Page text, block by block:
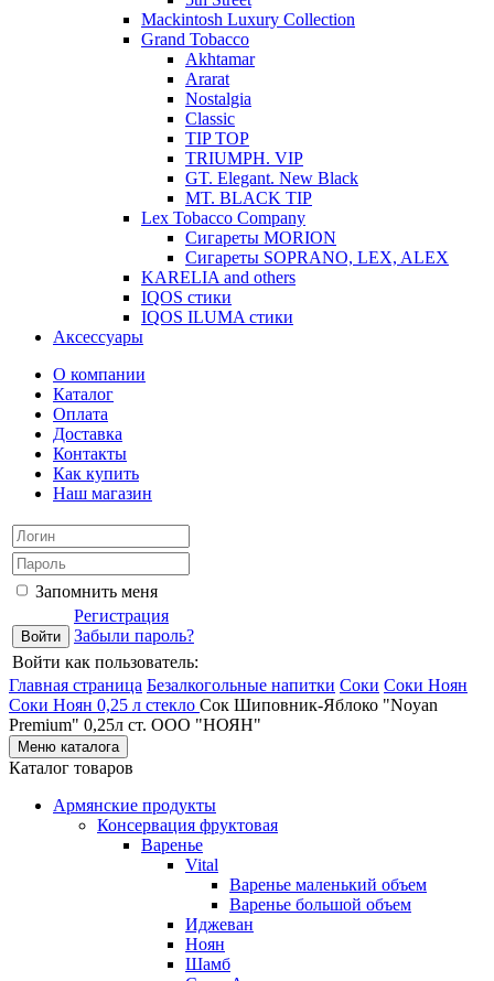
Mackintosh Luxury Collection
Grand Tobacco
Akhtamar
Ararat
Nostalgia
Classic
TIP TOP
TRIUMPH. VIP
GT. Elegant. New Black
MT. BLACK TIP
Lex Tobacco Company
Сигареты MORION
Сигареты SOPRANO, LEX, ALEX
KARELIA and others
IQOS стики
IQOS ILUMA стики
Аксессуары
О компании
Каталог
Оплата
Доставка
Контакты
Как купить
Наш магазин
Запомнить меня
Регистрация
Забыли пароль?
Войти как пользователь:
Главная страница Безалкогольные напитки Соки Соки Ноян
Соки Ноян 0,25 л стекло Сок Шиповник-Яблоко "Noyan
Premium" 0,25л ст. ООО "НОЯН"
Меню каталога
Каталог товаров
Армянские продукты
Консервация фруктовая
Варенье
Vital
Варенье маленький объем
Варенье большой объем
Иджеван
Ноян
Шамб